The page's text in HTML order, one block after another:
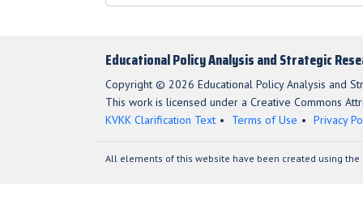
Educational Policy Analysis and Strategic
Copyright © 2026 Educational Policy Analysis and
This work is licensed under a Creative Commons
KVKK Clarification Text
Terms of Use Privacy
All elements of this website have been created using the